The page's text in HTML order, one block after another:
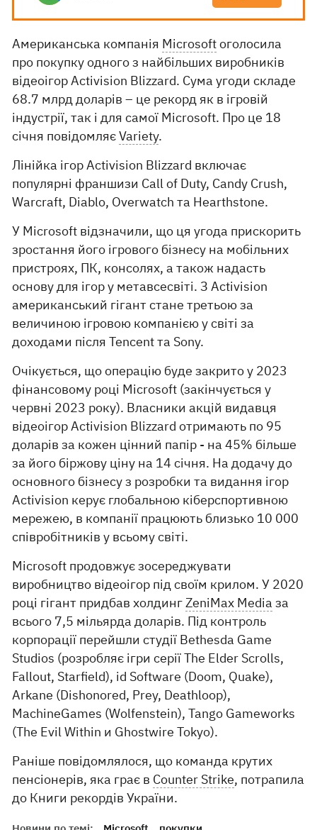
Американська компанія Microsoftоголосила
про покупку одного з найбільших виробників
відеоігор Activision Blizzard. Сума угоди складе
68.7 млрд доларів – це рекорд як в ігровій
індустрії, так і для самої Microsoft. Про це 18
січня повідомляєVariety.
Лінійка ігор Activision Blizzard включає
популярні франшизи Call of Duty, Candy Crush,
Warcraft, Diablo, Overwatch та Hearthstone.
У Microsoft відзначили, що ця угода прискорить
зростання його ігрового бізнесу на мобільних
пристроях, ПК, консолях, а також надасть
основу для ігор у метавсесвіті. З Activision
американський гігант стане третьою за
величиною ігровою компанією у світі за
доходами після Tencent та Sony.
Очікується, що операцію буде закрито у 2023
фінансовому році Microsoft (закінчується у
червні 2023 року). Власники акцій видавця
відеоігор Activision Blizzard отримають по 95
доларів за кожен цінний папір - на 45% більше
за його біржову ціну на 14 січня. На додачу до
основного бізнесу з розробки та видання ігор
Activision керує глобальною кіберспортивною
мережею, в компанії працюють близько 10 000
співробітників у всьому світі.
Microsoft продовжує зосереджувати
виробництво відеоігор під своїм крилом. У 2020
році гігант придбав холдингZeniMax Media за
всього 7,5 мільярда доларів. Під контроль
корпорації перейшли студії Bethesda Game
Studios (розробляє ігри серії The Elder Scrolls,
Fallout, Starfield), id Software (Doom, Quake),
Arkane (Dishonored, Prey, Deathloop),
MachineGames (Wolfenstein), Tango Gameworks
(The Evil Within и Ghostwire Tokyo).
Раніше повідомлялося, що команда крутих
пенсіонерів, яка грає в Counter Strike, потрапила
до Книги рекордів України.